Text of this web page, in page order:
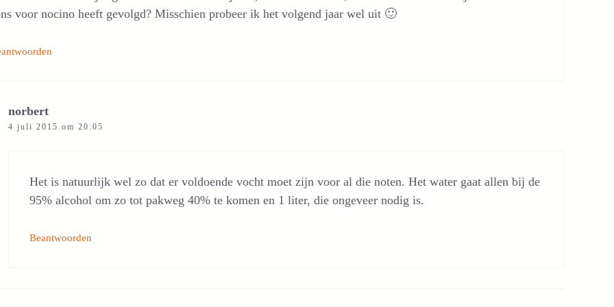
voor nocino heeft gevolgd? Misschien probeer ik het volgend jaar wel uit 🙂
norbert
4 juli 2015 om 20:05
Het is natuurlijk wel zo dat er voldoende vocht moet zijn voor al die noten. Het water gaat allen bij de
95% alcohol om zo tot pakweg 40% te komen en 1 liter, die ongeveer nodig is.
Beantwoorden